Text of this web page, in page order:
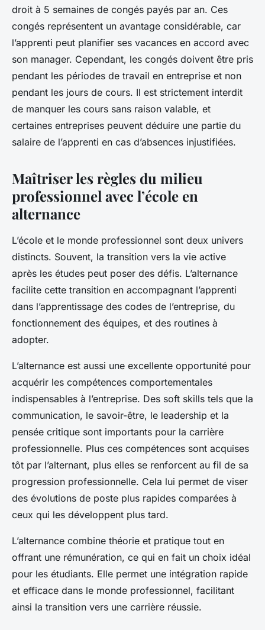
droit à 5 semaines de congés payés par an. Ces
congés représentent un avantage considérable, car
l’apprenti peut planifier ses vacances en accord avec
son manager. Cependant, les congés doivent être pris
pendant les périodes de travail en entreprise et non
pendant les jours de cours. Il est strictement interdit
de manquer les cours sans raison valable, et
certaines entreprises peuvent déduire une partie du
salaire de l’apprenti en cas d’absences injustifiées.
Maîtriser les règles du milieu
professionnel avec l’école en
alternance
L’école et le monde professionnel sont deux univers
distincts. Souvent, la transition vers la vie active
après les études peut poser des défis. L’alternance
facilite cette transition en accompagnant l’apprenti
dans l’apprentissage des codes de l’entreprise, du
fonctionnement des équipes, et des routines à
adopter.
L’alternance est aussi une excellente opportunité pour
acquérir les compétences comportementales
indispensables à l’entreprise. Des soft skills tels que la
communication, le savoir-être, le leadership et la
pensée critique sont importants pour la carrière
professionnelle. Plus ces compétences sont acquises
tôt par l’alternant, plus elles se renforcent au fil de sa
progression professionnelle. Cela lui permet de viser
des évolutions de poste plus rapides comparées à
ceux qui les développent plus tard.
L’alternance combine théorie et pratique tout en
offrant une rémunération, ce qui en fait un choix idéal
pour les étudiants. Elle permet une intégration rapide
et efficace dans le monde professionnel, facilitant
ainsi la transition vers une carrière réussie.